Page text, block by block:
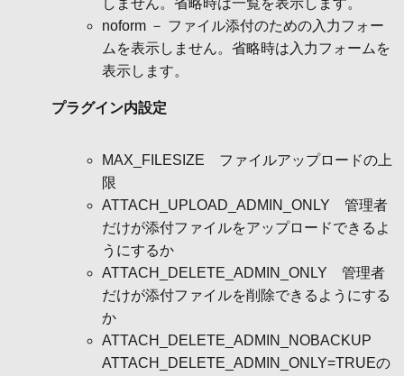
しません。省略時は一覧を表示します。
noform － ファイル添付のための入力フォー
ムを表示しません。省略時は入力フォームを
表示します。
プラグイン内設定
MAX_FILESIZE ファイルアップロードの上
限
ATTACH_UPLOAD_ADMIN_ONLY 管理者
だけが添付ファイルをアップロードできるよ
うにするか
ATTACH_DELETE_ADMIN_ONLY 管理者
だけが添付ファイルを削除できるようにする
か
ATTACH_DELETE_ADMIN_NOBACKUP
ATTACH_DELETE_ADMIN_ONLY=TRUEの